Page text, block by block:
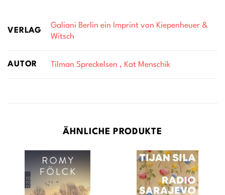
VERLAG
Galiani Berlin ein Imprint von Kiepenheuer &
Witsch
AUTOR Tilman Spreckelsen , Kat Menschik
ÄHNLICHE PRODUKTE